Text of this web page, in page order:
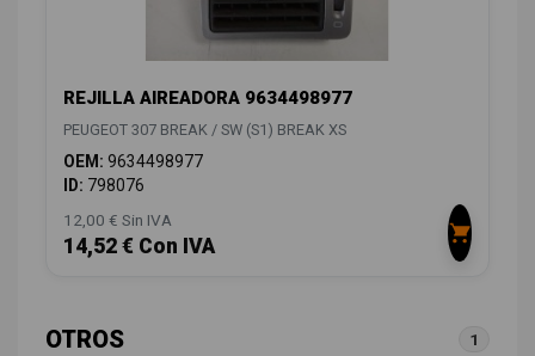
REJILLA AIREADORA 9634498977
PEUGEOT 307 BREAK / SW (S1) BREAK XS
OEM: 9634498977
ID: 798076
12,00 € Sin IVA
14,52 € Con IVA
OTROS 1